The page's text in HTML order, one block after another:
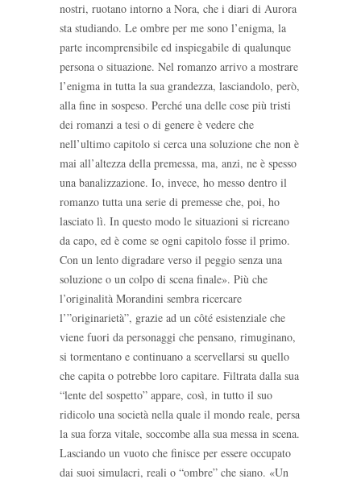
nostri, ruotano intorno a Nora, che i diari di Aurora
sta studiando. Le ombre per me sono l’enigma, la
parte incomprensibile ed inspiegabile di qualunque
persona o situazione. Nel romanzo arrivo a mostrare
l’enigma in tutta la sua grandezza, lasciandolo, però,
alla fine in sospeso. Perché una delle cose più tristi
dei romanzi a tesi o di genere è vedere che
nell’ultimo capitolo si cerca una soluzione che non è
mai all’altezza della premessa, ma, anzi, ne è spesso
una banalizzazione. Io, invece, ho messo dentro il
romanzo tutta una serie di premesse che, poi, ho
lasciato lì. In questo modo le situazioni si ricreano
da capo, ed è come se ogni capitolo fosse il primo.
Con un lento digradare verso il peggio senza una
soluzione o un colpo di scena finale». Più che
l’originalità Morandini sembra ricercare
l’”originarietà”, grazie ad un côté esistenziale che
viene fuori da personaggi che pensano, rimuginano,
si tormentano e continuano a scervellarsi su quello
che capita o potrebbe loro capitare. Filtrata dalla sua
“lente del sospetto” appare, così, in tutto il suo
ridicolo una società nella quale il mondo reale, persa
la sua forza vitale, soccombe alla sua messa in scena.
Lasciando un vuoto che finisce per essere occupato
dai suoi simulacri, reali o “ombre” che siano. «Un